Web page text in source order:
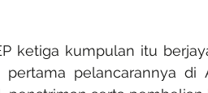
ketiga kumpulan itu
pelancarannya di